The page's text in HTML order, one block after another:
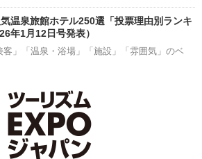
温泉旅館ホテル250選「投票理由別ランキ
年1月12日号発表）
客」「温泉・浴場」「施設」「雰囲気」のベ